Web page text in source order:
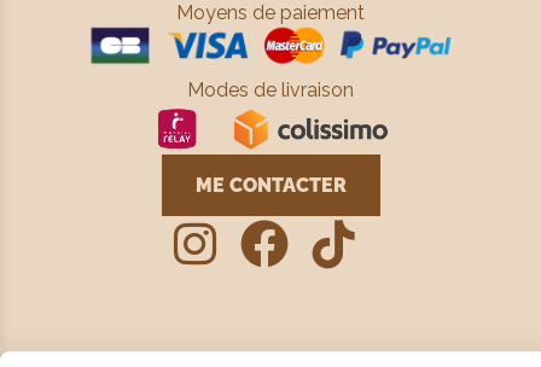
Moyens de paiement
Modes de livraison
ME CONTACTER
  